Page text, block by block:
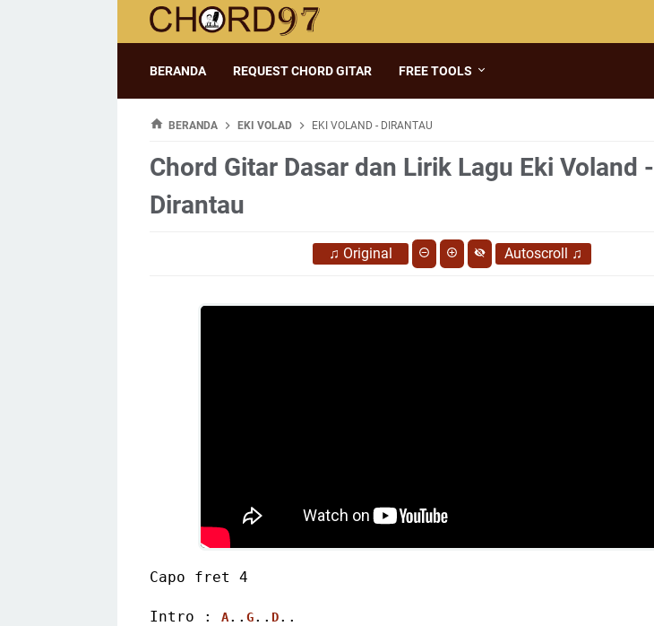
BERANDA REQUEST CHORD GITAR FREE TOOLS
BERANDA EKI VOLAD EKI VOLAND - DIRANTAU
Chord Gitar Dasar dan Lirik Lagu Eki Voland -
Dirantau
♫ Original Autoscroll ♫
Capo fret 4
Intro : A.. G.. D..